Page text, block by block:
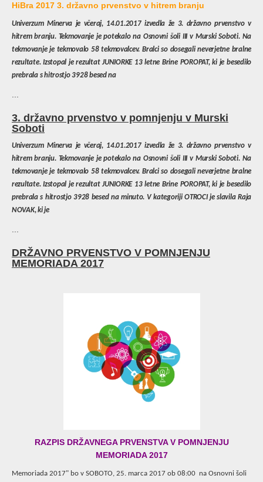
HiBra 2017 3. državno prvenstvo v hitrem branju
Univerzum Minerva je včeraj, 14.01.2017 izvedla že 3. državno prvenstvo v
hitrem branju. Tekmovanje je potekalo na Osnovni šoli III v Murski Soboti. Na
tekmovanje je tekmovalo 58 tekmovalcev. Bralci so dosegali neverjetne bralne
rezultate. Izstopal je rezultat JUNIORKE 13 letne Brine POROPAT, ki je besedilo
prebrala s hitrostjo 3928 besed na
...
3. državno prvenstvo v pomnjenju v Murski
Soboti
Univerzum Minerva je včeraj, 14.01.2017 izvedla že 3. državno prvenstvo v
hitrem branju. Tekmovanje je potekalo na Osnovni šoli III v Murski Soboti. Na
tekmovanje je tekmovalo 58 tekmovalcev. Bralci so dosegali neverjetne bralne
rezultate. Izstopal je rezultat JUNIORKE 13 letne Brine POROPAT, ki je besedilo
prebrala s hitrostjo 3928 besed na minuto. V kategoriji OTROCI je slavila Raja
NOVAK, ki je
...
DRŽAVNO PRVENSTVO V POMNJENJU
MEMORIADA 2017
RAZPIS DRŽAVNEGA PRVENSTVA V POMNJENJU
MEMORIADA 2017
Memoriada 2017" bo v SOBOTO, 25. marca 2017 ob 08:00 na Osnovni šoli